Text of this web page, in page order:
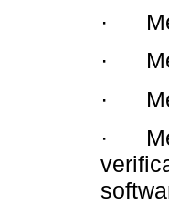
·
·
·
·